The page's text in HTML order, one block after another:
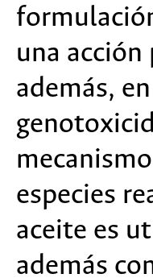
una
además,
especies
aceite es
además